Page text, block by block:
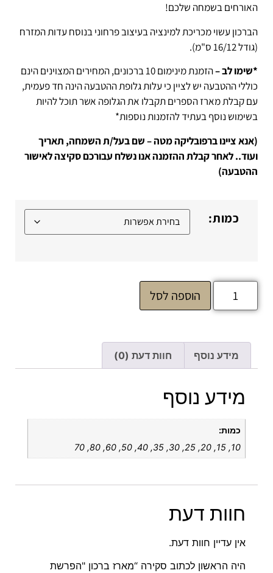
האורחים בשמחה שלכם!
הברכון עשוי מכריכת למינציה בעיצוב פרחוני בנוסח עדות המזרח
(גודל 16/12 ס"מ).
*שימו לב –
הזמנת מינימום 10 ברכונים, המחירים המצוינים הינם
כוללי ההטבעה יש לציין כי עלות גלופת ההטבעה הינה חד פעמית,
עם קבלת מארז הספרים תקבלו את הגלופה אשר תוכל להיות
בשימוש נוסף בעתיד להזמנות נוספות*
(אנא ציינו ברפובליקה מטה – שם בעל/ת השמחה, תאריך
ועוד.. לאחר קבלת ההזמנה אנו נשלח עבורכם סקיצה לאישור
ההטבעה)
כמות:
הוספה לסל
מידע נוסף חוות דעת (0)
מידע נוסף
כמות:
10, 15, 20, 25, 30, 35, 40, 50, 60, 80, 70
חוות דעת
אין עדיין חוות דעת.
היה הראשון לכתוב סקירה “מארז ברכון "הפרשת